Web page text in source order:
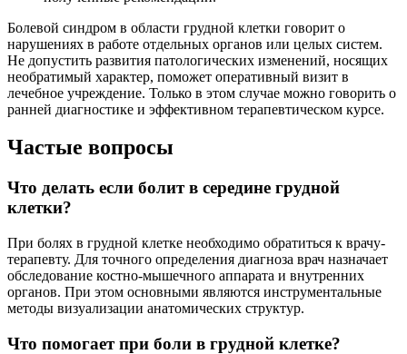
Болевой синдром в области грудной клетки говорит о
нарушениях в работе отдельных органов или целых систем.
Не допустить развития патологических изменений, носящих
необратимый характер, поможет оперативный визит в
лечебное учреждение. Только в этом случае можно говорить о
ранней диагностике и эффективном терапевтическом курсе.
Частые вопросы
Что делать если болит в середине грудной
клетки?
При болях в грудной клетке необходимо обратиться к врачу-
терапевту. Для точного определения диагноза врач назначает
обследование костно-мышечного аппарата и внутренних
органов. При этом основными являются инструментальные
методы визуализации анатомических структур.
Что помогает при боли в грудной клетке?